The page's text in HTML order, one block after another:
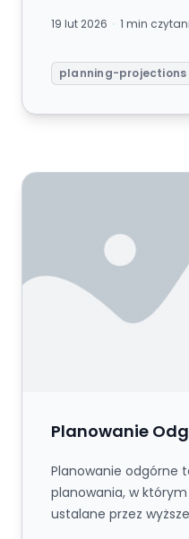
dział...
19 lut 2026 1 min
planning-projections
Planowanie Odgórne
Planowanie
Planowanie odgórne
planowania, w
ustalane przez